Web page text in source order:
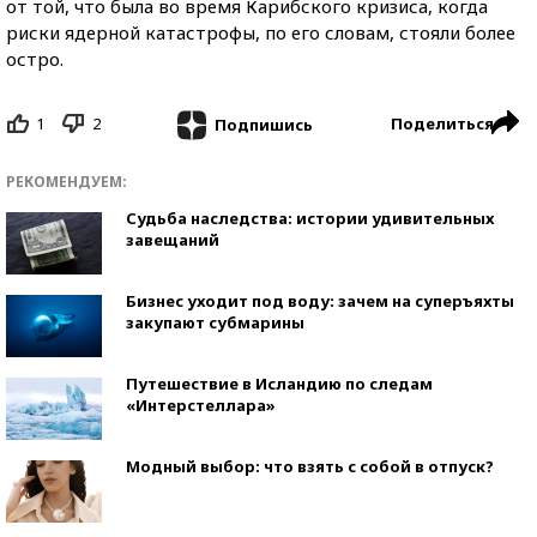
от той, что была во время Карибского кризиса, когда
риски ядерной катастрофы, по его словам, стояли более
остро.
1 2 Подпишись Поделиться
РЕКОМЕНДУЕМ:
Судьба наследства: истории удивительных
завещаний
Бизнес уходит под воду: зачем на суперъяхты
закупают субмарины
Путешествие в Исландию по следам
«Интерстеллара»
Модный выбор: что взять с собой в отпуск?